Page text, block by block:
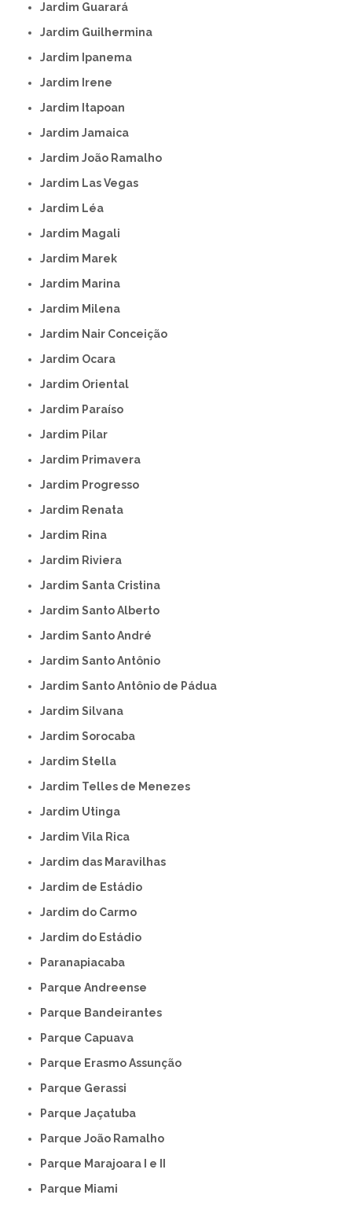
Jardim Guarará
Jardim Guilhermina
Jardim Ipanema
Jardim Irene
Jardim Itapoan
Jardim Jamaica
Jardim João Ramalho
Jardim Las Vegas
Jardim Léa
Jardim Magali
Jardim Marek
Jardim Marina
Jardim Milena
Jardim Nair Conceição
Jardim Ocara
Jardim Oriental
Jardim Paraíso
Jardim Pilar
Jardim Primavera
Jardim Progresso
Jardim Renata
Jardim Rina
Jardim Riviera
Jardim Santa Cristina
Jardim Santo Alberto
Jardim Santo André
Jardim Santo Antônio
Jardim Santo Antônio de Pádua
Jardim Silvana
Jardim Sorocaba
Jardim Stella
Jardim Telles de Menezes
Jardim Utinga
Jardim Vila Rica
Jardim das Maravilhas
Jardim de Estádio
Jardim do Carmo
Jardim do Estádio
Paranapiacaba
Parque Andreense
Parque Bandeirantes
Parque Capuava
Parque Erasmo Assunção
Parque Gerassi
Parque Jaçatuba
Parque João Ramalho
Parque Marajoara I e II
Parque Miami